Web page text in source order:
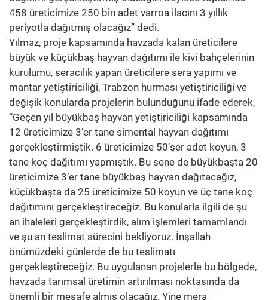
458 üreticimize 250 bin adet varroa ilacını 3 yıllık
periyotla dağıtmış olacağız” dedi.
Yılmaz, proje kapsamında havzada kalan üreticilere
büyük ve küçükbaş hayvan dağıtımı ile kivi bahçelerinin
kurulumu, seracılık yapan üreticilere sera yapımı ve
mantar yetiştiriciliği, Trabzon hurması yetiştiriciliği ve
değişik konularda projelerin bulunduğunu ifade ederek,
“Geçen yıl büyükbaş hayvan yetiştiriciliği kapsamında
12 üreticimize 3’er tane simental hayvan dağıtımı
gerçekleştirmiştik. 6 üreticimize 50’şer adet koyun, 3
tane koç dağıtımı yapmıştık. Bu sene de büyükbaşta 20
üreticimize 3’er tane büyükbaş hayvan dağıtacağız,
küçükbaşta da 25 üreticimize 50 koyun ve üç tane koç
dağıtımını gerçekleştireceğiz. Bu konularla ilgili de şu
an ihaleleri gerçekleştirdik, alım işlemleri tamamlandı
ve şu an teslimat sürecini bekliyoruz. İnşallah
önümüzdeki günlerde de bu teslimatı
gerçekleştireceğiz. Bu uygulanan projelerle bu bölgede,
havzada tarımsal üretimin artırılması noktasında da
önemli bir mesafe almış olacağız. Yine mera